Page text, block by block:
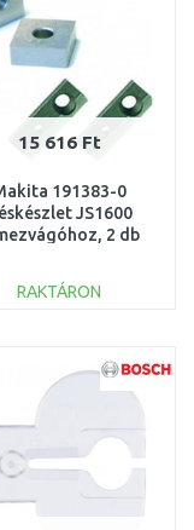
15 616 Ft
191383-0
JS1600
2 db
RAKTÁRON
Összehasonlítás